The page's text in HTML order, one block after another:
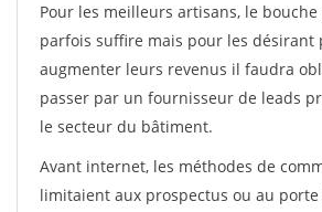
Pour les meilleurs artisans, le
parfois suffire mais pour les désirant
augmenter leurs revenus il faudra
passer par un fournisseur de leads
le secteur du bâtiment.
Avant internet, les méthodes de
limitaient aux prospectus ou au porte